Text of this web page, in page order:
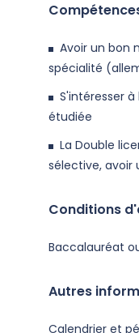
Avoir un bon
spécialité
S'intéresser
étudiée
La Double
sélective, avoir
Conditions
Baccalauréat
Autres
Calendrier et